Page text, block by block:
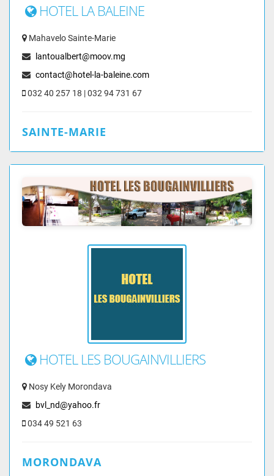
HOTEL LA BALEINE
Mahavelo Sainte-Marie
lantoualbert@moov.mg
contact@hotel-la-baleine.com
032 40 257 18 | 032 94 731 67
SAINTE-MARIE
HOTEL LES BOUGAINVILLIERS
Nosy Kely Morondava
bvl_nd@yahoo.fr
034 49 521 63
MORONDAVA